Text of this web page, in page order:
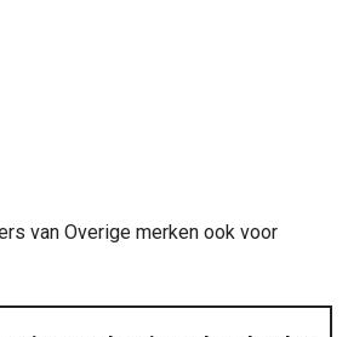
van Overige merken ook voor